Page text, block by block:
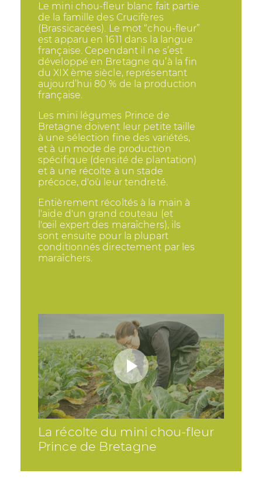
Le mini chou-fleur blanc fait partie
de la famille des Crucifères
(Brassicacées). Le mot “chou-fleur”
est apparu en 1611 dans la langue
française. Cependant il ne s’est
développé en Bretagne qu’à la fin
du XIX ème siècle, représentant
aujourd’hui 80 % de la production
française.
Les mini légumes Prince de
Bretagne doivent leur petite taille
à une sélection fine des variétés,
et à un mode de production
spécifique (densité de plantation)
et à une récolte à un stade
précoce, d'où leur tendreté.
Entièrement récoltés à la main à
l'aide d'un grand couteau (et
l'œil expert des maraîchers), ils
sont ensuite pour la plupart
conditionnés directement par les
maraîchers.
La récolte du mini chou-fleur
Prince de Bretagne